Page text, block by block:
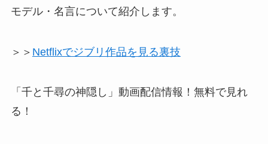
モデル・名言について紹介します。
＞＞ Netflixでジブリ作品を見る裏技
「千と千尋の神隠し」動画配信情報！無料で見れ
る！